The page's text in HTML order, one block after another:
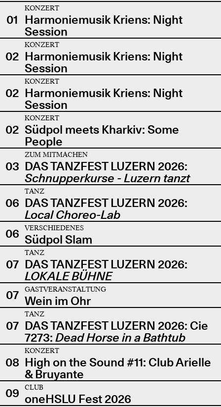
01
KONZERT
Harmoniemusik Kriens: Night
Session
02
KONZERT
Harmoniemusik Kriens: Night
Session
02
KONZERT
Harmoniemusik Kriens: Night
Session
02
KONZERT
Südpol meets Kharkiv: Some
People
03
ZUM MITMACHEN
DAS TANZFEST LUZERN 2026:
Schnupperkurse - Luzern tanzt
06
TANZ
DAS TANZFEST LUZERN 2026:
Local Choreo-Lab
06
VERSCHIEDENES
Südpol Slam
07
TANZ
DAS TANZFEST LUZERN 2026:
LOKALE BÜHNE
07
GASTVERANSTALTUNG
Wein im Ohr
07
TANZ
DAS TANZFEST LUZERN 2026: Cie
7273: Dead Horse in a Bathtub
08
KONZERT
High on the Sound #11: Club Arielle
& Bruyante
09
CLUB
oneHSLU Fest 2026